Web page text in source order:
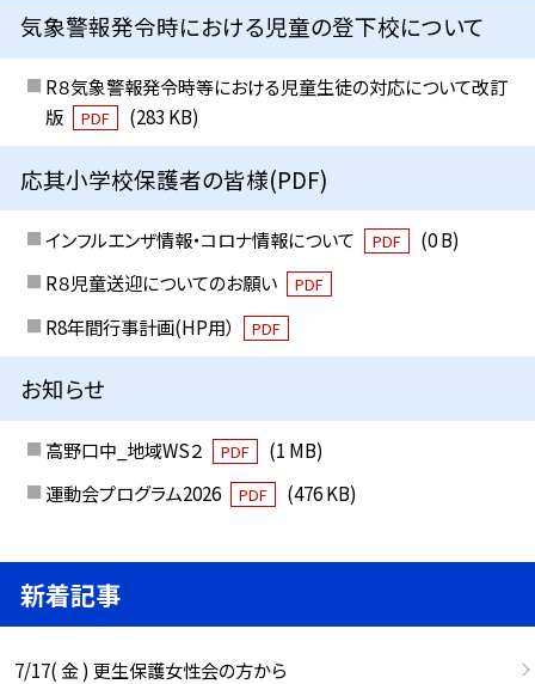
気象警報発令時における児童の登下校について
R８気象警報発令時等における児童生徒の対応について改訂
版
PDF (283 KB)
応其小学校保護者の皆様(PDF)
インフルエンザ情報・コロナ情報について PDF
(0 B)
R８児童送迎についてのお願い
PDF
R8年間行事計画(HP用） PDF
お知らせ
高野口中_地域WS２ PDF
(1 MB)
運動会プログラム2026
PDF (476 KB)
新着記事
7/17( 金 ) 更生保護女性会の方から